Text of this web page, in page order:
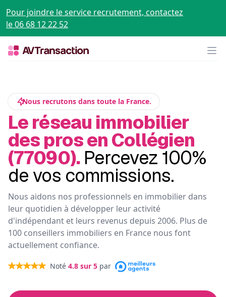
Pour joindre le service recrutement, contactez
le 06 68 12 22 52
Nous recrutons dans toute la France.
Le réseau immobilier
des pros en Collégien
(77090). Percevez 100%
de vos commissions.
Nous aidons nos professionnels en immobilier dans
leur quotidien à développer leur activité
d'indépendant et leurs revenus depuis 2006. Plus de
100 conseillers immobiliers en France nous font
actuellement confiance.
Noté 4.8 sur 5 par